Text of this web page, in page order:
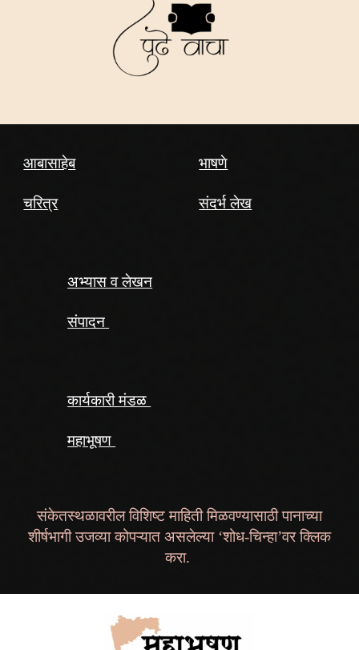
आबासाहेब
चरित्र
भाषणे
संदर्भ लेख
अभ्यास व लेखन
संपादन
कार्यकारी मंडळ
महाभूषण
संकेतस्थळावरील विशिष्ट माहिती मिळवण्यासाठी पानाच्या
शीर्षभागी उजव्या कोपऱ्यात असलेल्या ‘शोध-चिन्हा’वर क्लिक
करा.